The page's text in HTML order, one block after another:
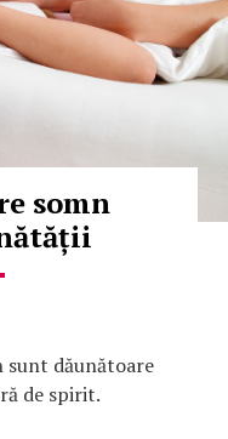
somn
sunt dăunătoare
de spirit.